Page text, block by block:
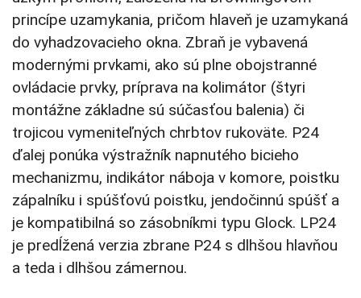
princípe uzamykania, pričom hlaveň je uzamykaná
do vyhadzovacieho okna. Zbraň je vybavená
modernými prvkami, ako sú plne obojstranné
ovládacie prvky, príprava na kolimátor (štyri
montážne základne sú súčasťou balenia) či
trojicou vymeniteľných chrbtov rukoväte. P24
ďalej ponúka výstražník napnutého bicieho
mechanizmu, indikátor náboja v komore, poistku
zápalníku i spúšťovú poistku, jendočinnú spúšť a
je kompatibilná so zásobníkmi typu Glock. LP24
je predĺžená verzia zbrane P24 s dlhšou hlavňou
a teda i dlhšou zámernou.